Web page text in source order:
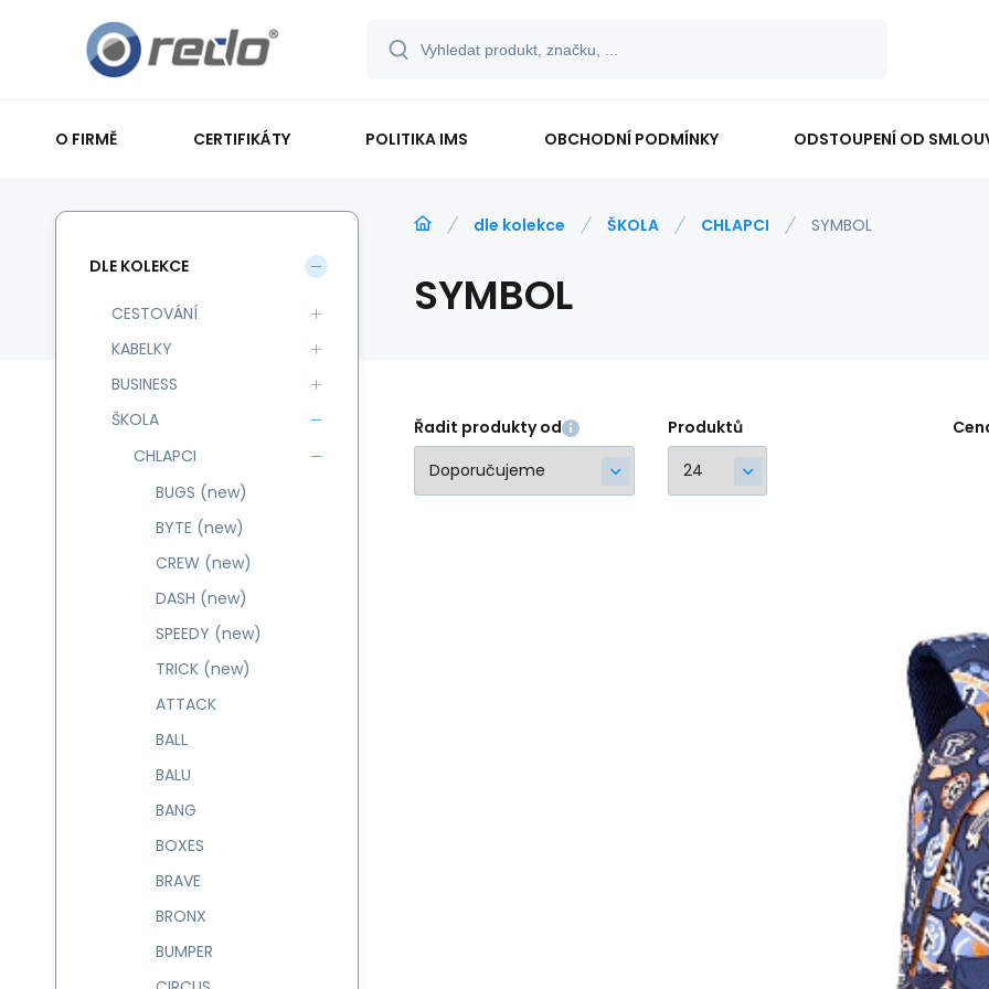
O FIRMĚ CERTIFIKÁTY POLITIKA IMS OBCHODNÍ PODMÍNKY ODSTOUPENÍ OD
dle kolekce ŠKOLA CHLAPCI SYMBOL
SYMBOL
Řadit produkty od Produktů
DLE KOLEKCE
CESTOVÁNÍ
KABELKY
BUSINESS
ŠKOLA
CHLAPCI
BUGS (new)
BYTE (new)
CREW (new)
DASH (new)
SPEEDY (new)
TRICK (new)
ATTACK
BALL
BALU
BANG
BOXES
BRAVE
BRONX
BUMPER